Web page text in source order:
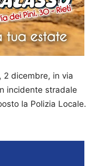
2 dicembre, in via
incidente stradale
la Polizia Locale.